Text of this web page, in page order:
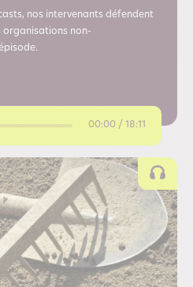
nos intervenants défendent
organisations non-
00:00 / 18:11